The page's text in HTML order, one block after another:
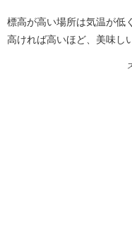
標高が高い場所は気温が低
高ければ高いほど、美味し